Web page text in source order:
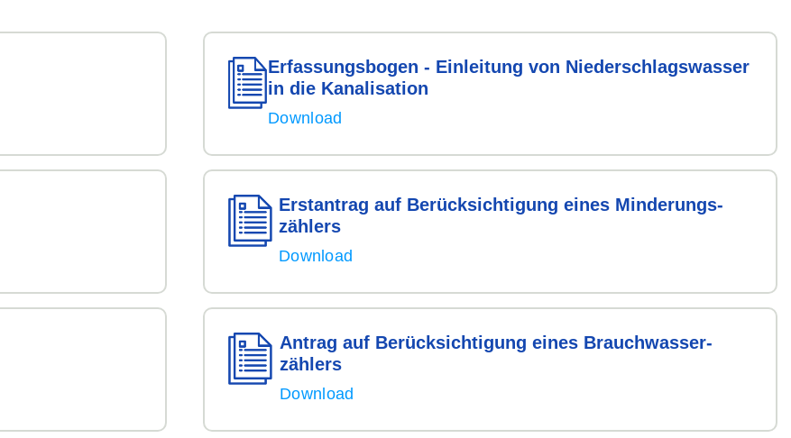
Erfassungs­bogen - Einleitung von Nieder­schlags­wasser
in die Kanali­sation
Download
Erstantrag auf Berück­sichtigung eines Minderungs­
zählers
Download
Antrag auf Berück­sichtigung eines Brauchwasser­
zählers
Download